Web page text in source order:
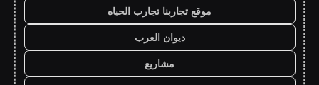
موقع تجاربنا تجارب الحياه
ديوان العرب
مشاريع